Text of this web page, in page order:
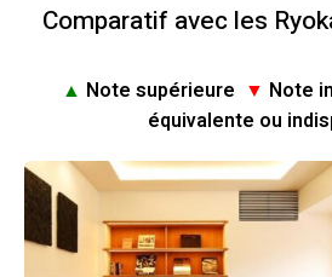
Comparatif avec les
▲ Note supérieure ▼ Note
équivalente ou